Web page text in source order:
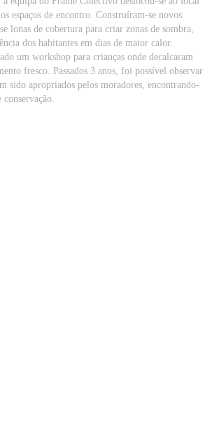
espaços de encontro. Construíram-se novos
lonas de cobertura para criar zonas de sombra,
dos habitantes em dias de maior calor.
um workshop para crianças onde decalcaram
fresco. Passados 3 anos, foi possível observar
sido apropriados pelos moradores, encontrando-
conservação.